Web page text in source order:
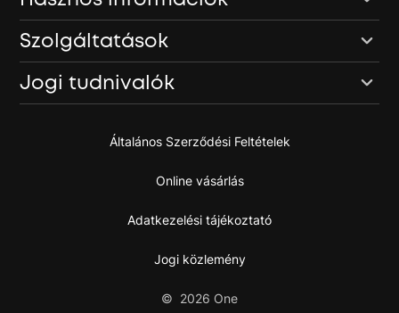
Szolgáltatások
Jogi tudnivalók
Általános Szerződési Feltételek
Online vásárlás
Adatkezelési tájékoztató
Jogi közlemény
© 2026 One